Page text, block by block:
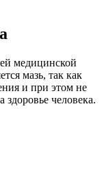
медицинской
мазь, так как
и при этом не
здоровье человека.